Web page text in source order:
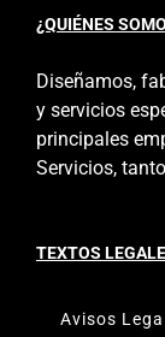
¿QUIÉNES
Diseñamos,
y servicios
principales
Servicios,
TEXTOS
Avisos